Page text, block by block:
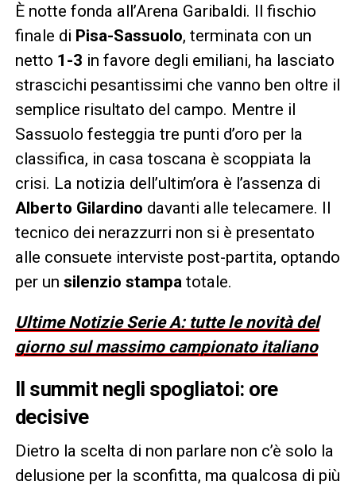
È notte fonda all’Arena Garibaldi. Il fischio
finale di Pisa-Sassuolo, terminata con un
netto 1-3 in favore degli emiliani, ha lasciato
strascichi pesantissimi che vanno ben oltre il
semplice risultato del campo. Mentre il
Sassuolo festeggia tre punti d’oro per la
classifica, in casa toscana è scoppiata la
crisi. La notizia dell’ultim’ora è l’assenza di
Alberto Gilardino davanti alle telecamere. Il
tecnico dei nerazzurri non si è presentato
alle consuete interviste post-partita, optando
per un silenzio stampa totale.
Ultime Notizie Serie A: tutte le novità del
giorno sul massimo campionato italiano
Il summit negli spogliatoi: ore
decisive
Dietro la scelta di non parlare non c’è solo la
delusione per la sconfitta, ma qualcosa di più